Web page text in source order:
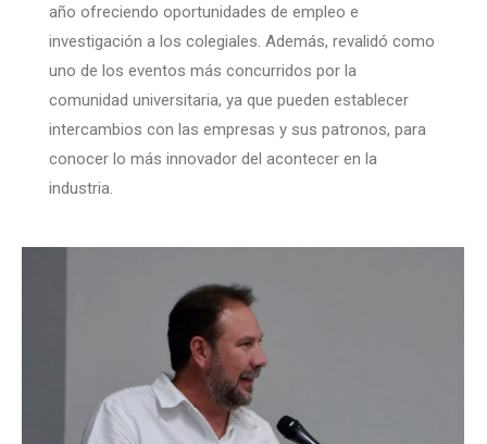
año ofreciendo oportunidades de empleo e
investigación a los colegiales. Además, revalidó como
uno de los eventos más concurridos por la
comunidad universitaria, ya que pueden establecer
intercambios con las empresas y sus patronos, para
conocer lo más innovador del acontecer en la
industria.